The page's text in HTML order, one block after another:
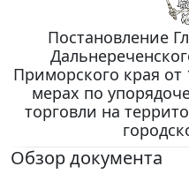
Постановление
Приморского края от
мерах по
торговли на
Обзор документа